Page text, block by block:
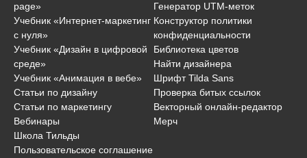
page»
Учебник «Интернет-маркетинг
с нуля»
Учебник «Дизайн в цифровой
среде»
Учебник «Анимация в вебе»
Статьи по дизайну
Статьи по маркетингу
Вебинары
Школа Тильды
Генератор UTM-меток
Конструктор политики
конфиденциальности
Библиотека цветов
Найти дизайнера
Шрифт Tilda Sans
Проверка битых ссылок
Векторный онлайн-редактор
Мерч
Пользовательское соглашение